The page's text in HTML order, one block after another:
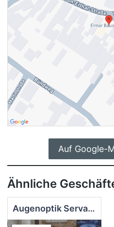
Auf Google-
Ähnliche
Augenoptik Servatius